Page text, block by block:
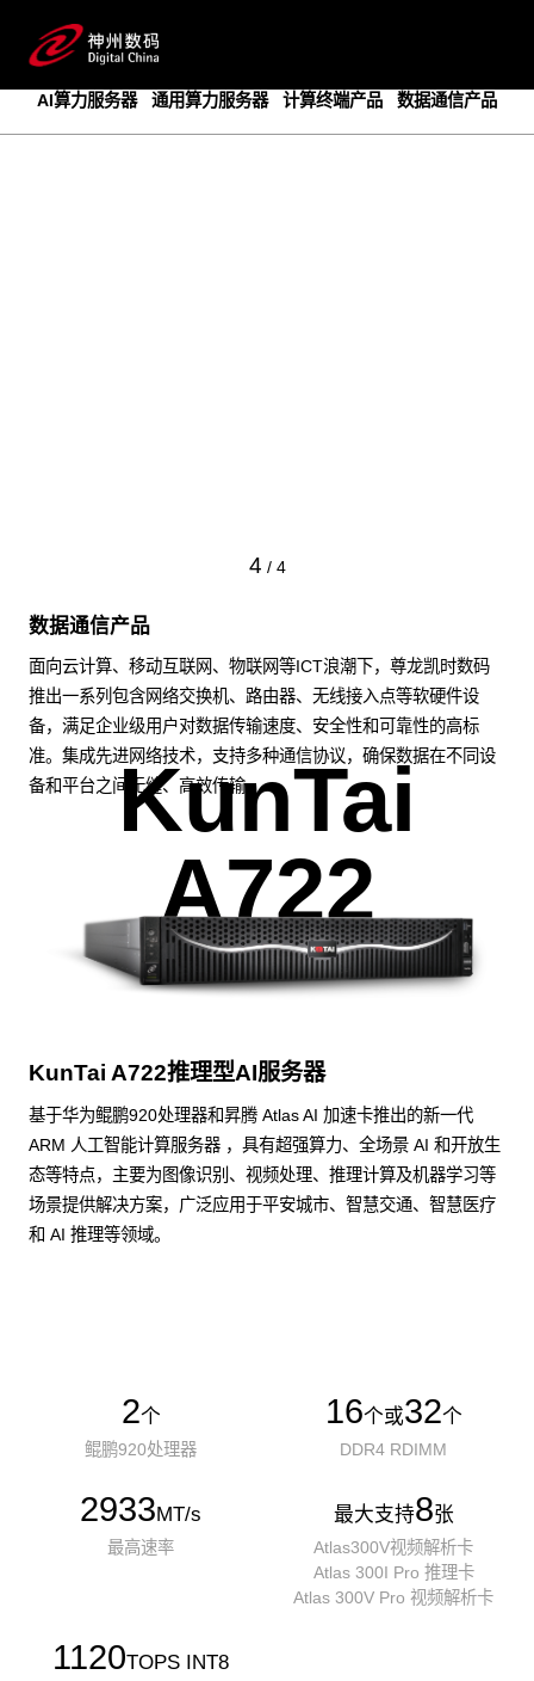
AI算力服务器
通用算力服务器 计算终端产品 数据通信产品
4 / 4
数据通信产品
面向云计算、移动互联网、物联网等ICT浪潮下，尊龙凯时数码
推出一系列包含网络交换机、路由器、无线接入点等软硬件设
备，满足企业级用户对数据传输速度、安全性和可靠性的高标
准。集成先进网络技术，支持多种通信协议，确保数据在不同设
备和平台之间无缝、高效传输。
KunTai
A722
KunTai A722推理型AI服务器
基于华为鲲鹏920处理器和昇腾 Atlas AI 加速卡推出的新一代
ARM 人工智能计算服务器 ，具有超强算力、全场景 AI 和开放生
态等特点，主要为图像识别、视频处理、推理计算及机器学习等
场景提供解决方案，广泛应用于平安城市、智慧交通、智慧医疗
和 AI 推理等领域。
2个
鲲鹏920处理器
16个或32个
DDR4 RDIMM
2933MT/s
最高速率
最大支持8张
Atlas300V视频解析卡
Atlas 300I Pro 推理卡
Atlas 300V Pro 视频解析卡
1120TOPS INT8